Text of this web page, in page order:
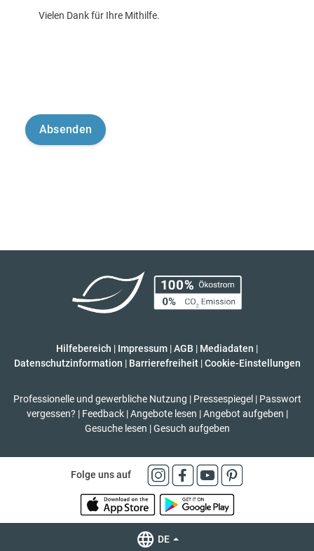
Vielen Dank für Ihre Mithilfe.
Hilfebereich | Impressum |AGB | Mediadaten |
Datenschutzinformation | Barrierefreiheit | Cookie-Einstellungen
Professionelle und gewerbliche Nutzung | Pressespiegel | Passwort
vergessen? | Feedback | Angebote lesen | Angebot aufgeben |
Gesuche lesen | Gesuch aufgeben
Folge uns auf
DE